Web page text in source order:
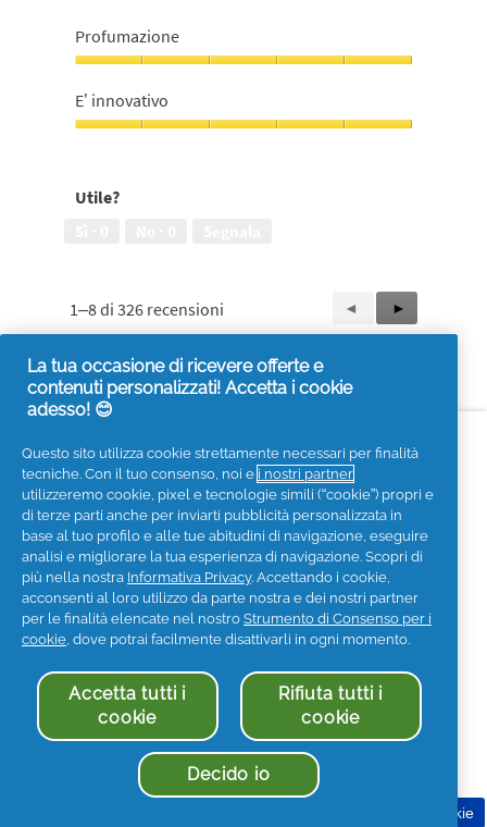
confortevole,
5
su
5
prodotto,
5
5
Profumazione
5
su
E’ innovativo
su
Utile?
1–8 di 326 recensioni
Precedente
Reviews
◄
Successiva
Reviews
►
Seguici sui social
Privacy
Informativa sui Cookies
Termini e Condizioni
I Miei Dati
Informazioni societarie
Dichiarazione di accessibilità
© 2025 Procter & Gamble. Tutti i diritti sono riservati. L'uso
e l'accesso alle informazioni di questo sito sono soggetti a
Termini & Condizioni stabiliti nel nostro contratto legale.
Procter & Gamble Holding S.r.l. - P.IVA 05269321005
Consenso per i cookie
La tua occasione di ricevere offerte e
contenuti personalizzati! Accetta i cookie
adesso! 😊
Questo sito utilizza cookie strettamente necessari per finalità
tecniche. Con il tuo consenso, noi e i nostri partner
utilizzeremo cookie, pixel e tecnologie simili (“cookie”) propri e
di terze parti anche per inviarti pubblicità personalizzata in
base al tuo profilo e alle tue abitudini di navigazione, eseguire
analisi e migliorare la tua esperienza di navigazione. Scopri di
più nella nostra Informativa Privacy. Accettando i cookie,
acconsenti al loro utilizzo da parte nostra e dei nostri partner
per le finalità elencate nel nostro Strumento di Consenso per i
cookie, dove potrai facilmente disattivarli in ogni momento.
Accetta tutti i
cookie
Rifiuta tutti i
cookie
Decido io